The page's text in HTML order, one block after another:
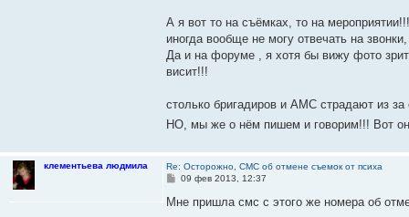
и
е
А я вот то на съёмках, то на
иногда вообще не могу отвечать на
Да и на форуме , я хотя бы вижу фото
висит!!!
столько бригадиров и АМС страдают из за
НО, мы же о нём пишем и говорим!!! Вот
клементьева людмила
Re: Осторожно, СМС об отмене съемок от психа
С
о
09 фев 2013, 12:37
Мне пришла смс с этого же номера об